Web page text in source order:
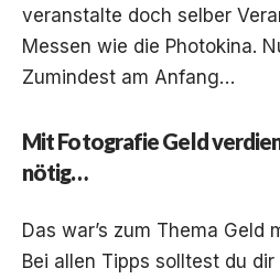
veranstalte doch selber
Messen wie die Photokina.
Zumindest am Anfang…
Mit Fotografie Geld
nötig…
Das war’s zum Thema Geld
Bei allen Tipps solltest du